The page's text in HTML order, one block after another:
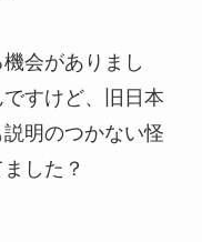
会がありまし
すけど、旧日本
明のつかない怪
した？